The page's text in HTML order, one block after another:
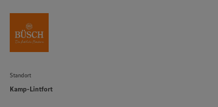
Standort
Kamp-Lintfort